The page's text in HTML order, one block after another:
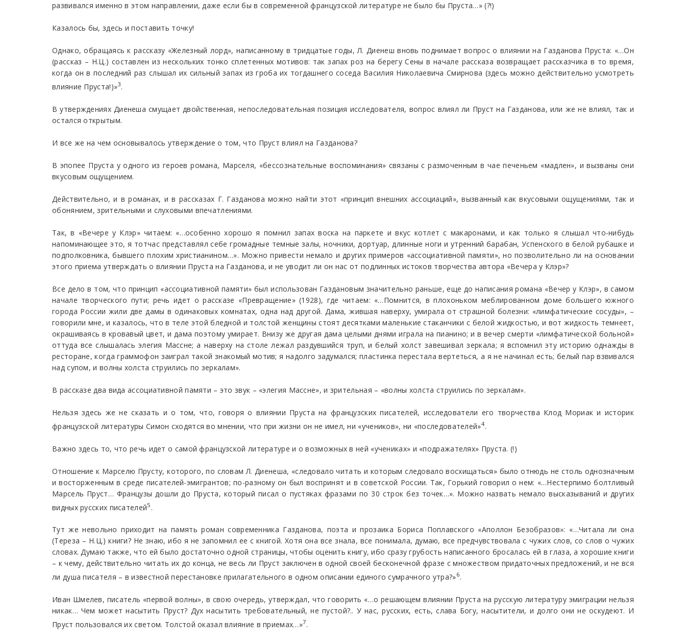
развивался именно в этом направлении, даже если бы в современной французской литературе не было бы Пруста…» (?!)
Казалось бы, здесь и поставить точку!
Однако, обращаясь к рассказу «Железный лорд», написанному в тридцатые годы, Л. Диенеш вновь поднимает вопрос о влиянии на Газданова Пруста: «…Он
(рассказ – Н.Ц.) составлен из нескольких тонко сплетенных мотивов: так запах роз на берегу Сены в начале рассказа возвращает рассказчика в то время,
когда он в последний раз слышал их сильный запах из гроба их тогдашнего соседа Василия Николаевича Смирнова (здесь можно действительно усмотреть
влияние Пруста!)»3.
В утверждениях Диенеша смущает двойственная, непоследовательная позиция исследователя, вопрос влиял ли Пруст на Газданова, или же не влиял, так и
остался открытым.
И все же на чем основывалось утверждение о том, что Пруст влиял на Газданова?
В эпопее Пруста у одного из героев романа, Марселя, «бессознательные воспоминания» связаны с размоченным в чае печеньем «мадлен», и вызваны они
вкусовым ощущением.
Действительно, и в романах, и в рассказах Г. Газданова можно найти этот «принцип внешних ассоциаций», вызванный как вкусовыми ощущениями, так и
обонянием, зрительными и слуховыми впечатлениями.
Так, в «Вечере у Клэр» читаем: «…особенно хорошо я помнил запах воска на паркете и вкус котлет с макаронами, и как только я слышал что-нибудь
напоминающее это, я тотчас представлял себе громадные темные залы, ночники, дортуар, длинные ноги и утренний барабан, Успенского в белой рубашке и
подполковника, бывшего плохим христианином…». Можно привести немало и других примеров «ассоциативной памяти», но позволительно ли на основании
этого приема утверждать о влиянии Пруста на Газданова, и не уводит ли он нас от подлинных истоков творчества автора «Вечера у Клэр»?
Все дело в том, что принцип «ассоциативной памяти» был использован Газдановым значительно раньше, еще до написания романа «Вечер у Клэр», в самом
начале творческого пути; речь идет о рассказе «Превращение» (1928), где читаем: «…Помнится, в плохоньком меблированном доме большего южного
города России жили две дамы в одинаковых комнатах, одна над другой. Дама, жившая наверху, умирала от страшной болезни: «лимфатические сосуды», –
говорили мне, и казалось, что в теле этой бледной и толстой женщины стоят десятками маленькие стаканчики с белой жидкостью, и вот жидкость темнеет,
окрашиваясь в кровавый цвет, и дама поэтому умирает. Внизу же другая дама целыми днями играла на пианино; и в вечер смерти «лимфатической больной»
оттуда все слышалась элегия Массне; а наверху на столе лежал раздувшийся труп, и белый холст завешивал зеркала; я вспомнил эту историю однажды в
ресторане, когда граммофон заиграл такой знакомый мотив; я надолго задумался; пластинка перестала вертеться, а я не начинал есть; белый пар взвивался
над супом, и волны холста струились по зеркалам».
В рассказе два вида ассоциативной памяти – это звук – «элегия Массне», и зрительная – «волны холста струились по зеркалам».
Нельзя здесь же не сказать и о том, что, говоря о влиянии Пруста на французских писателей, исследователи его творчества Клод Мориак и историк
французской литературы Симон сходятся во мнении, что при жизни он не имел, ни «учеников», ни «последователей»4.
Важно здесь то, что речь идет о самой французской литературе и о возможных в ней «учениках» и «подражателях» Пруста. (!)
Отношение к Марселю Прусту, которого, по словам Л. Диенеша, «следовало читать и которым следовало восхищаться» было отнюдь не столь однозначным
и восторженным в среде писателей-эмигрантов; по-разному он был воспринят и в советской России. Так, Горький говорил о нем: «…Нестерпимо болтливый
Марсель Пруст… Французы дошли до Пруста, который писал о пустяках фразами по 30 строк без точек…». Можно назвать немало высказываний и других
видных русских писателей5 .
Тут же невольно приходит на память роман современника Газданова, поэта и прозаика Бориса Поплавского «Аполлон Безобразов»: «…Читала ли она
(Тереза – Н.Ц.) книги? Не знаю, ибо я не запомнил ее с книгой. Хотя она все знала, все понимала, думаю, все предчувствовала с чужих слов, со слов о чужих
словах. Думаю также, что ей было достаточно одной страницы, чтобы оценить книгу, ибо сразу грубость написанного бросалась ей в глаза, а хорошие книги
– к чему, действительно читать их до конца, не весь ли Пруст заключен в одной своей бесконечной фразе с множеством придаточных предложений, и не вся
ли душа писателя – в известной перестановке прилагательного в одном описании единого сумрачного утра?»6.
Иван Шмелев, писатель «первой волны», в свою очередь, утверждал, что говорить «…о решающем влиянии Пруста на русскую литературу эмиграции нельзя
никак… Чем может насытить Пруст? Дух насытить требовательный, не пустой?.. У нас, русских, есть, слава Богу, насытители, и долго они не оскудеют. И
Пруст пользовался их светом. Толстой оказал влияние в приемах…»7.